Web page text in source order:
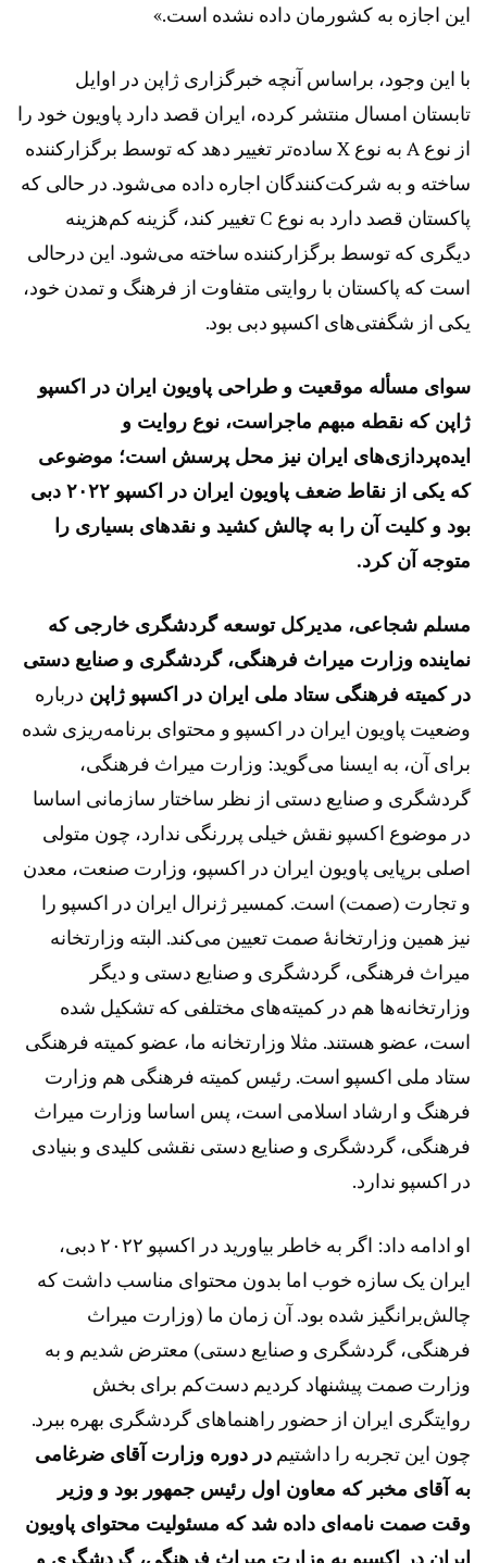
این اجازه به کشورمان داده نشده است.»
با این وجود، براساس آنچه خبرگزاری ژاپن در اوایل
تابستان امسال منتشر کرده، ایران قصد دارد پاویون خود را
از نوع A به نوع X ساده‌تر تغییر دهد که توسط برگزارکننده
ساخته و به شرکت‌کنندگان اجاره داده می‌شود. در حالی که
پاکستان قصد دارد به نوع C تغییر کند، گزینه کم‌هزینه
دیگری که توسط برگزارکننده ساخته می‌شود. این درحالی
است که پاکستان با روایتی متفاوت از فرهنگ و تمدن خود،
یکی از شگفتی‌های اکسپو دبی بود.
سوای مسأله موقعیت و طراحی پاویون ایران در اکسپو
ژاپن که نقطه مبهم ماجراست، نوع روایت و
ایده‌پردازی‌های ایران نیز محل پرسش است؛ موضوعی
که یکی از نقاط ضعف پاویون ایران در اکسپو ۲۰۲۲ دبی
بود و کلیت آن را به چالش کشید و نقدهای بسیاری را
متوجه آن کرد.
مسلم شجاعی، مدیرکل توسعه گردشگری خارجی که
نماینده وزارت میراث فرهنگی، گردشگری و صنایع دستی
در کمیته فرهنگی ستاد ملی ایران در اکسپو ژاپن درباره
وضعیت پاویون ایران در اکسپو و محتوای برنامه‌ریزی شده
برای آن، به ایسنا می‌گوید: وزارت میراث فرهنگی،
گردشگری و صنایع دستی از نظر ساختار سازمانی اساسا
در موضوع اکسپو نقش خیلی پررنگی ندارد، چون متولی
اصلی برپایی پاویون ایران در اکسپو، وزارت صنعت، معدن
و تجارت (صمت) است. کمسیر ژنرال ایران در اکسپو را
نیز همین وزارتخانۀ صمت تعیین می‌کند. البته وزارتخانه
میراث فرهنگی، گردشگری و صنایع دستی و دیگر
وزارتخانه‌ها هم در کمیته‌های مختلفی که تشکیل شده
است، عضو هستند. مثلا وزارتخانه ما، عضو کمیته فرهنگی
ستاد ملی اکسپو است. رئیس کمیته فرهنگی هم وزارت
فرهنگ و ارشاد اسلامی است، پس اساسا وزارت میراث
فرهنگی، گردشگری و صنایع دستی نقشی کلیدی و بنیادی
در اکسپو ندارد.
او ادامه داد: اگر به خاطر بیاورید در اکسپو ۲۰۲۲ دبی،
ایران یک سازه خوب اما بدون محتوای مناسب داشت که
چالش‌برانگیز شده بود. آن زمان ما (وزارت میراث
فرهنگی، گردشگری و صنایع دستی) معترض شدیم و به
وزارت صمت پیشنهاد کردیم دست‌کم برای بخش
روایتگری ایران از حضور راهنماهای گردشگری بهره ببرد.
چون این تجربه را داشتیم در دوره وزارت آقای ضرغامی
به آقای مخبر که معاون اول رئیس جمهور بود و وزیر
وقت صمت نامه‌ای داده شد که مسئولیت محتوای پاویون
ایران در اکسپو به وزارت میراث فرهنگی، گردشگری و